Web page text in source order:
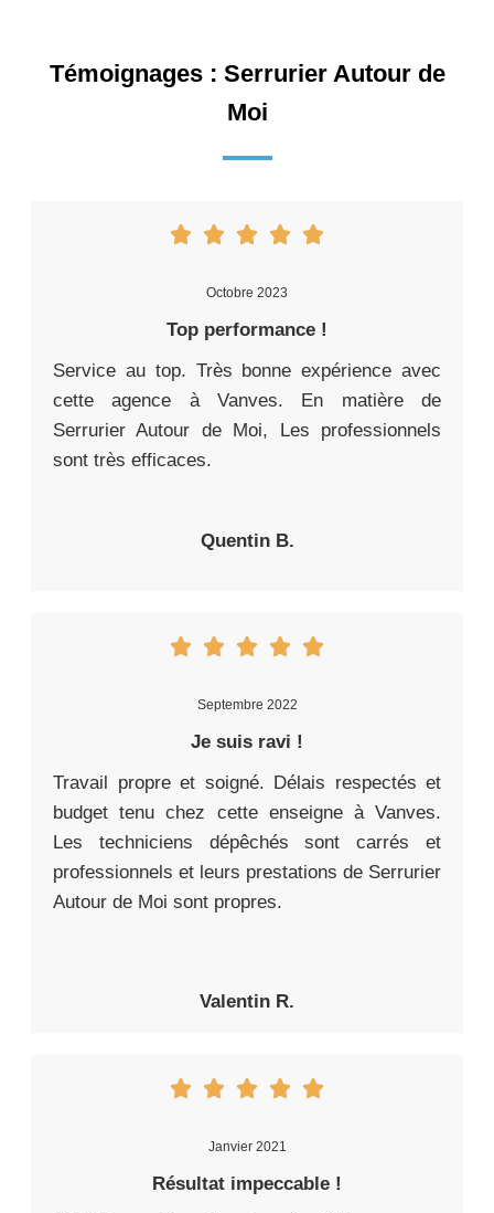
Témoignages : Serrurier Autour de
Moi
Octobre 2023
Top performance !
Service au top. Très bonne expérience avec
cette agence à Vanves. En matière de
Serrurier Autour de Moi, Les professionnels
sont très efficaces.
Quentin B.
Septembre 2022
Je suis ravi !
Travail propre et soigné. Délais respectés et
budget tenu chez cette enseigne à Vanves.
Les techniciens dépêchés sont carrés et
professionnels et leurs prestations de Serrurier
Autour de Moi sont propres.
Valentin R.
Janvier 2021
Résultat impeccable !